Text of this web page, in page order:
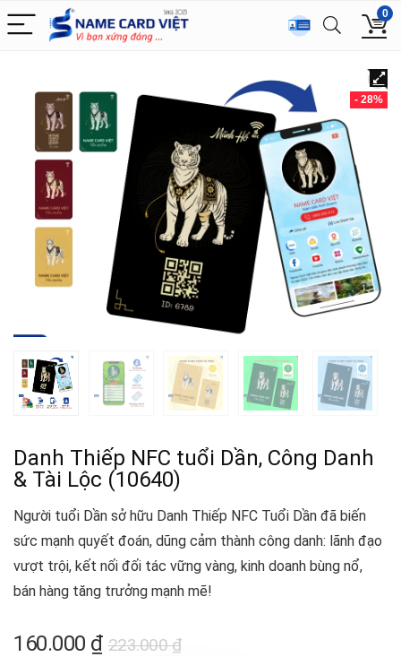
0
- 28%
Danh Thiếp NFC tuổi Dần, Công Danh
& Tài Lộc (10640)
Người tuổi Dần sở hữu Danh Thiếp NFC Tuổi Dần đã biến
sức mạnh quyết đoán, dũng cảm thành công danh: lãnh đạo
vượt trội, kết nối đối tác vững vàng, kinh doanh bùng nổ,
bán hàng tăng trưởng mạnh mẽ!
223.000₫
160.000 ₫